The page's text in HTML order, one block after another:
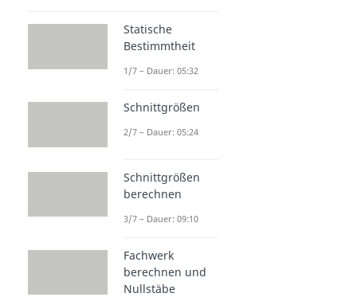
Dauer: 03:16
Statische
Bestimmtheit
1/7 – Dauer: 05:32
Schnittgrößen
2/7 – Dauer: 05:24
Schnittgrößen
berechnen
3/7 – Dauer: 09:10
Fachwerk
berechnen und
Nullstäbe